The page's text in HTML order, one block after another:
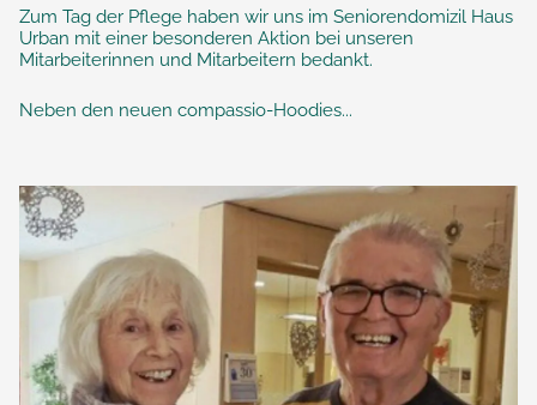
Zum Tag der Pflege haben wir uns im Seniorendomizil Haus
Urban mit einer besonderen Aktion bei unseren
Mitarbeiterinnen und Mitarbeitern bedankt.
Neben den neuen compassio-Hoodies...